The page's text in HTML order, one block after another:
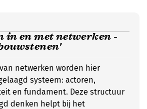
in en met netwerken -
netwerken worden hier
systeem: actoren,
en fundament. Deze structuur
denken helpt bij het